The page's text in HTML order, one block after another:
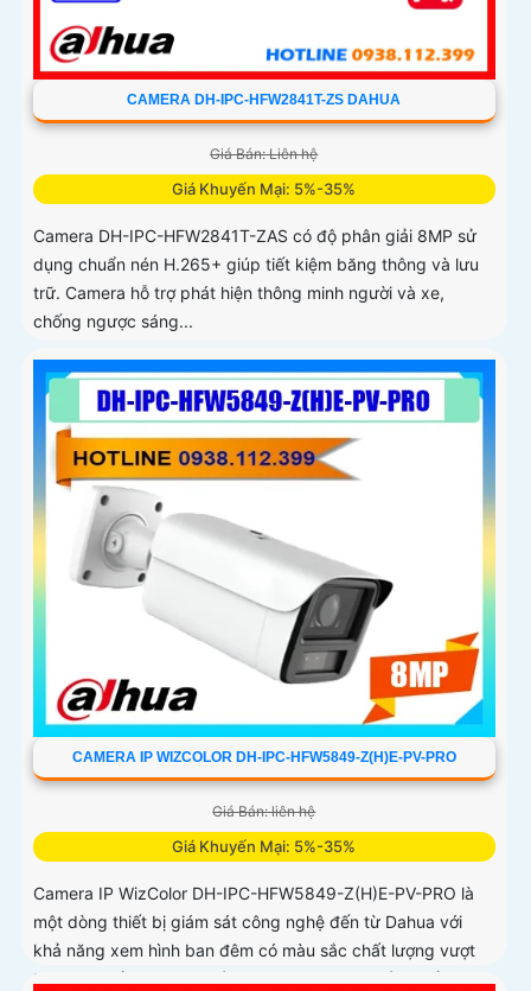
CAMERA DH-IPC-HFW2841T-ZS DAHUA
Giá Bán: Liên hệ
Giá Khuyến Mại: 5%-35%
Camera DH-IPC-HFW2841T-ZAS có độ phân giải 8MP sử
dụng chuẩn nén H.265+ giúp tiết kiệm băng thông và lưu
trữ. Camera hỗ trợ phát hiện thông minh người và xe,
chống ngược sáng...
CAMERA IP WIZCOLOR DH-IPC-HFW5849-Z(H)E-PV-PRO
Giá Bán: liên hệ
Giá Khuyến Mại: 5%-35%
Camera IP WizColor DH-IPC-HFW5849-Z(H)E-PV-PRO là
một dòng thiết bị giám sát công nghệ đến từ Dahua với
khả năng xem hình ban đêm có màu sắc chất lượng vượt
trội. Với chất lượng hình ảnh siêu nét 4K nhờ cảm biến